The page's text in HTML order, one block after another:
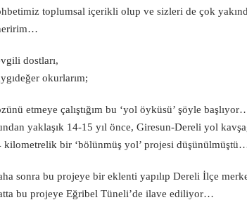
toplumsal içerikli olup ve sizleri de çok
dostları,
okurlarım;
etmeye çalıştığım bu ‘yol öyküsü’ şöyle
yaklaşık 14-15 yıl önce, Giresun-Dereli yol
kilometrelik bir ‘bölünmüş yol’ projesi
sonra bu projeye bir eklenti yapılıp Dereli İlçe
bu projeye Eğribel Tüneli’de ilave ediliyor…